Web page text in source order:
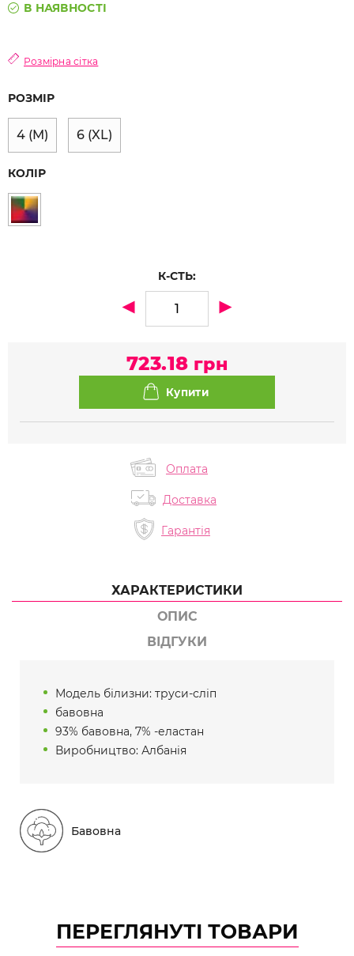
В НАЯВНОСТІ
Розмірна сітка
РОЗМІР
4 (M) 6 (XL)
КОЛІР
К-СТЬ:
723.18 грн
Оплата
Доставка
Гарантія
ХАРАКТЕРИСТИКИ
ОПИС
ВІДГУКИ
Модель білизни: труси-сліп
бавовна
93% бавовна, 7% -еластан
Виробництво: Албанія
Бавовна
ПЕРЕГЛЯНУТІ ТОВАРИ